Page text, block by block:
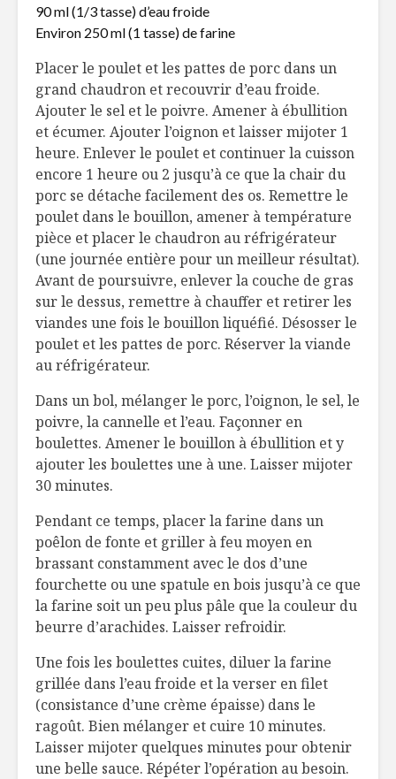
90 ml (1/3 tasse) d’eau froide
Environ 250 ml (1 tasse) de farine
Placer le poulet et les pattes de porc dans un
grand chaudron et recouvrir d’eau froide.
Ajouter le sel et le poivre. Amener à ébullition
et écumer. Ajouter l’oignon et laisser mijoter 1
heure. Enlever le poulet et continuer la cuisson
encore 1 heure ou 2 jusqu’à ce que la chair du
porc se détache facilement des os. Remettre le
poulet dans le bouillon, amener à température
pièce et placer le chaudron au réfrigérateur
(une journée entière pour un meilleur résultat).
Avant de poursuivre, enlever la couche de gras
sur le dessus, remettre à chauffer et retirer les
viandes une fois le bouillon liquéfié. Désosser le
poulet et les pattes de porc. Réserver la viande
au réfrigérateur.
Dans un bol, mélanger le porc, l’oignon, le sel, le
poivre, la cannelle et l’eau. Façonner en
boulettes. Amener le bouillon à ébullition et y
ajouter les boulettes une à une. Laisser mijoter
30 minutes.
Pendant ce temps, placer la farine dans un
poêlon de fonte et griller à feu moyen en
brassant constamment avec le dos d’une
fourchette ou une spatule en bois jusqu’à ce que
la farine soit un peu plus pâle que la couleur du
beurre d’arachides. Laisser refroidir.
Une fois les boulettes cuites, diluer la farine
grillée dans l’eau froide et la verser en filet
(consistance d’une crème épaisse) dans le
ragoût. Bien mélanger et cuire 10 minutes.
Laisser mijoter quelques minutes pour obtenir
une belle sauce. Répéter l’opération au besoin.